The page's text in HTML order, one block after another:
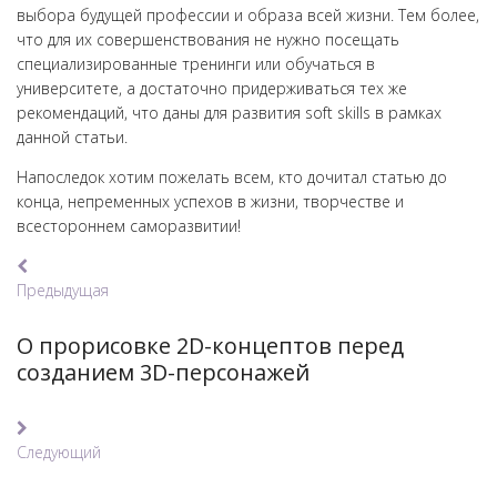
выбора будущей профессии и образа всей жизни. Тем более,
что для их совершенствования не нужно посещать
специализированные тренинги или обучаться в
университете, а достаточно придерживаться тех же
рекомендаций, что даны для развития soft skills в рамках
данной статьи.
Напоследок хотим пожелать всем, кто дочитал статью до
конца, непременных успехов в жизни, творчестве и
всестороннем саморазвитии!
Навигация
по
Предыдущая
Предыдущая
О прорисовке 2D-концептов перед
созданием 3D-персонажей
Следующий
Следующий